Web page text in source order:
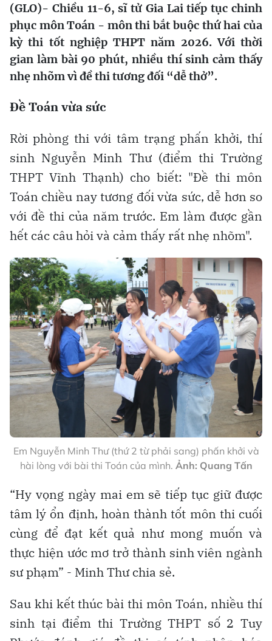
(GLO)- Chiều 11-6, sĩ tử Gia Lai tiếp tục chinh
phục môn Toán - môn thi bắt buộc thứ hai của
kỳ thi tốt nghiệp THPT năm 2026. Với thời
gian làm bài 90 phút, nhiều thí sinh cảm thấy
nhẹ nhõm vì đề thi tương đối “dễ thở”.
Đề Toán vừa sức
Rời phòng thi với tâm trạng phấn khởi, thí
sinh Nguyễn Minh Thư (điểm thi Trường
THPT Vĩnh Thạnh) cho biết: "Đề thi môn
Toán chiều nay tương đối vừa sức, dễ hơn so
với đề thi của năm trước. Em làm được gần
hết các câu hỏi và cảm thấy rất nhẹ nhõm".
Em Nguyễn Minh Thư (thứ 2 từ phải sang) phấn khởi và
hài lòng với bài thi Toán của mình. Ảnh: Quang Tấn
“Hy vọng ngày mai em sẽ tiếp tục giữ được
tâm lý ổn định, hoàn thành tốt môn thi cuối
cùng để đạt kết quả như mong muốn và
thực hiện ước mơ trở thành sinh viên ngành
sư phạm” - Minh Thư chia sẻ.
Sau khi kết thúc bài thi môn Toán, nhiều thí
sinh tại điểm thi Trường THPT số 2 Tuy